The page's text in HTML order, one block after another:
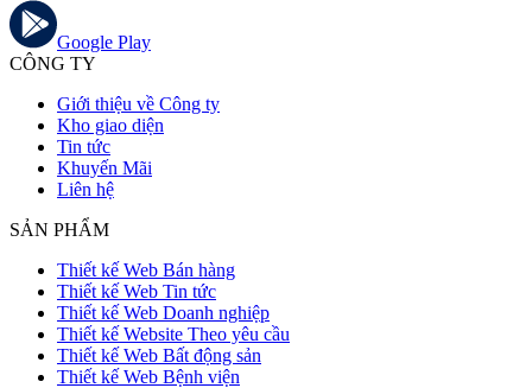
Google Play
CÔNG TY
Giới thiệu về Công ty
Kho giao diện
Tin tức
Khuyến Mãi
Liên hệ
SẢN PHẨM
Thiết kế Web Bán hàng
Thiết kế Web Tin tức
Thiết kế Web Doanh nghiệp
Thiết kế Website Theo yêu cầu
Thiết kế Web Bất động sản
Thiết kế Web Bệnh viện